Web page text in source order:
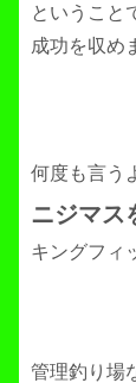
ということ
成功を収め
何度も言う
ニジマス
キングフィ
管理釣り場